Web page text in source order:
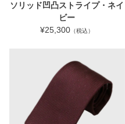
ソリッド凹凸ストライプ・ネイ
ビー
¥25,300 （税込）